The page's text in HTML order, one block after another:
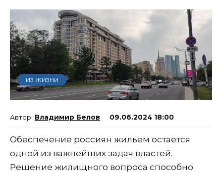
ИЗ ЖИЗНИ
Владимир Белов 09.06.2024 18:00
Обеспечение россиян жильем остается
одной из важнейших задач властей.
Решение жилищного вопроса способно